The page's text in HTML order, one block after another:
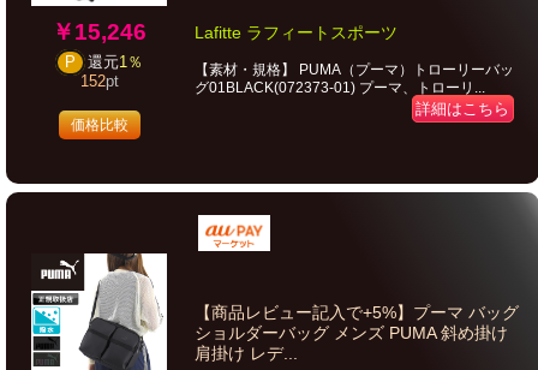
￥15,246
P 還元1％
152pt
価格比較
Lafitte ラフィートスポーツ
【素材・規格】 PUMA（プーマ）トローリーバッ
グ01BLACK(072373-01) プーマ、トローリ...
詳細はこちら
【商品レビュー記入で+5%】プーマ バッグ
ショルダーバッグ メンズ PUMA 斜め掛け
肩掛け レデ...